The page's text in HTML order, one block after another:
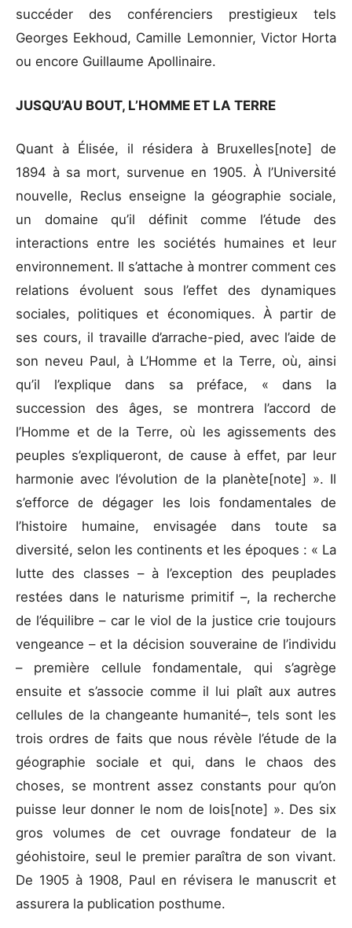
succéder des conférenciers prestigieux tels
Georges Eekhoud, Camille Lemonnier, Victor Horta
ou encore Guillaume Apollinaire.
JUSQU’AU BOUT, L’HOMME ET LA TERRE
Quant à Élisée, il résidera à Bruxelles[note] de
1894 à sa mort, survenue en 1905. À l’Université
nouvelle, Reclus enseigne la géographie sociale,
un domaine qu’il définit comme l’étude des
interactions entre les sociétés humaines et leur
environnement. Il s’attache à montrer comment ces
relations évoluent sous l’effet des dynamiques
sociales, politiques et économiques. À partir de
ses cours, il travaille d’arrache-pied, avec l’aide de
son neveu Paul, à L’Homme et la Terre, où, ainsi
qu’il l’explique dans sa préface, « dans la
succession des âges, se montrera l’accord de
l’Homme et de la Terre, où les agissements des
peuples s’expliqueront, de cause à effet, par leur
harmonie avec l’évolution de la planète[note] ». Il
s’efforce de dégager les lois fondamentales de
l’histoire humaine, envisagée dans toute sa
diversité, selon les continents et les époques : « La
lutte des classes – à l’exception des peuplades
restées dans le naturisme primitif –, la recherche
de l’équilibre – car le viol de la justice crie toujours
vengeance – et la décision souveraine de l’individu
– première cellule fondamentale, qui s’agrège
ensuite et s’associe comme il lui plaît aux autres
cellules de la changeante humanité–, tels sont les
trois ordres de faits que nous révèle l’étude de la
géographie sociale et qui, dans le chaos des
choses, se montrent assez constants pour qu’on
puisse leur donner le nom de lois[note] ». Des six
gros volumes de cet ouvrage fondateur de la
géohistoire, seul le premier paraîtra de son vivant.
De 1905 à 1908, Paul en révisera le manuscrit et
assurera la publication posthume.